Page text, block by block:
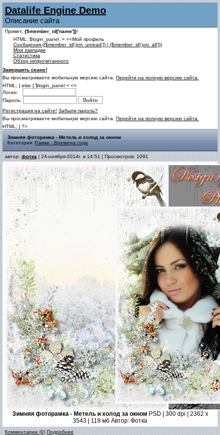
Datalife Engine Demo
Описание сайта
Привет, {$member_id['name']}!
HTML; $login_panel .= <<Мой профиль
Cообщения ({$member_id['pm_unread']} | {$member_id['pm_all']})
Мои закладки
Статистика
Обзор непрочитанного
Завершить сеанс!
Вы просматриваете мобильную версию сайта. Перейти на полную версию сайта.
HTML; } else { $login_panel = <<
Логин:
Пароль:
Регистрация на сайте! Забыли пароль?
Вы просматриваете мобильную версию сайта. Перейти на полную версию сайта.
HTML; } ?>
Зимняя фоторамка - Метель и холод за окном
Категория: Рамки - Времена года
автор: фотка | 24-ноября-2014г. в 14:51 | Просмотров: 1091
Зимняя фоторамка - Метель и холод за окном PSD | 300 dpi | 2362 x
3543 | 119 мб Автор: Фотка
Комментарии (0) Подробнее